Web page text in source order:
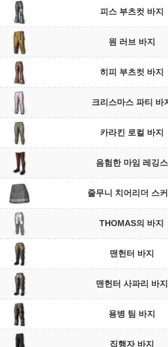
피스 부츠컷 바지
원 러브 바지
히피 부츠컷 바지
크리스마스 파티 바
카라킨 로컬 바지
음험한 마임 레깅스
줄무니 치어리더 스
THOMAS의 바지
맨헌터 바지
맨헌터 사파리 바지
용병 팀 바지
집행자 바지